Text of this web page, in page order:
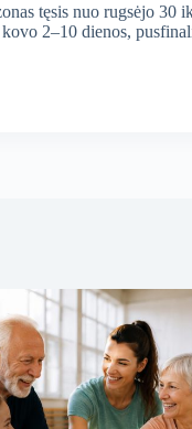
tęsis nuo rugsėjo 30
2–10 dienos,